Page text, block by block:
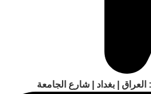
| بغداد | شارع الجامعة